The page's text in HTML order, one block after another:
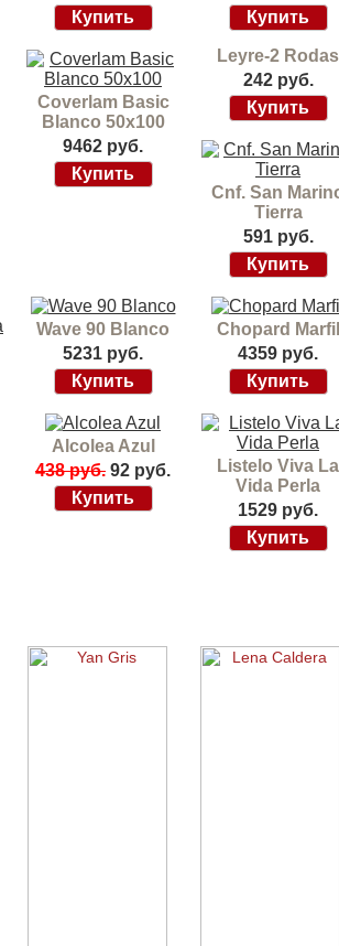
Coverlam Basic
Blanco 50x100
9462 руб.
Leyre-2 Rodas
242 руб.
Cnf. San
Tierra
591 руб.
Wave 90 Blanco
5231 руб.
Chopard Marfil
4359 руб.
Alcolea Azul
438 руб. 92 руб.
Listelo Viva La
Vida Perla
1529 руб.